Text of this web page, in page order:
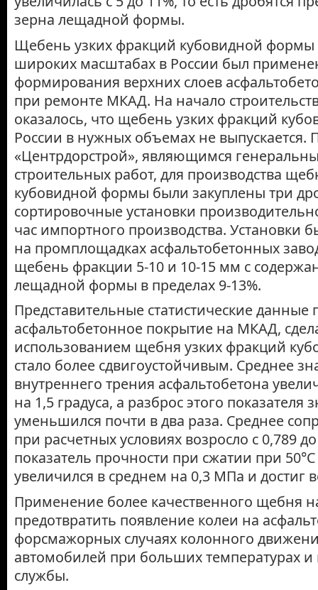
зерна лещадной формы.
Щебень узких фракций кубовидной формы
широких масштабах в России был
формирования верхних слоев
при ремонте МКАД. На начало
оказалось, что щебень узких фракций
России в нужных объемах не выпускается.
«Центрдорстрой», являющимся
строительных работ, для производства
кубовидной формы были закуплены три
сортировочные установки
час импортного производства. Установки
на промплощадках асфальтобетонных
щебень фракции 5-10 и 10-15 мм с
лещадной формы в пределах 9-13%.
Представительные статистические данные
асфальтобетонное покрытие на МКАД,
использованием щебня узких фракций
стало более сдвигоустойчивым. Среднее
внутреннего трения асфальтобетона
на 1,5 градуса, а разброс этого показателя
уменьшился почти в два раза. Среднее
при расчетных условиях возросло с 0,789
показатель прочности при сжатии при
увеличился в среднем на 0,3 МПа и достиг
Применение более качественного щебня
предотвратить появление колеи на
форсмажорных случаях колонного
автомобилей при больших температурах и
службы.